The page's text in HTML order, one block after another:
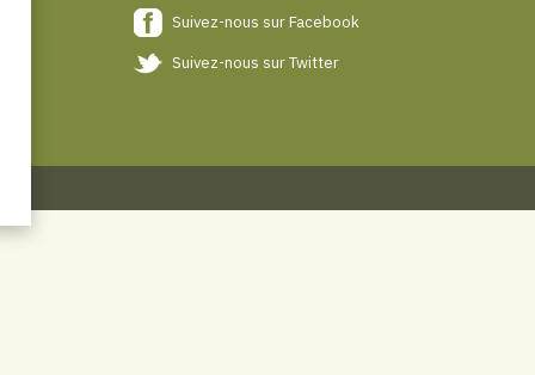
Suivez-nous sur Facebook
Suivez-nous sur Twitter